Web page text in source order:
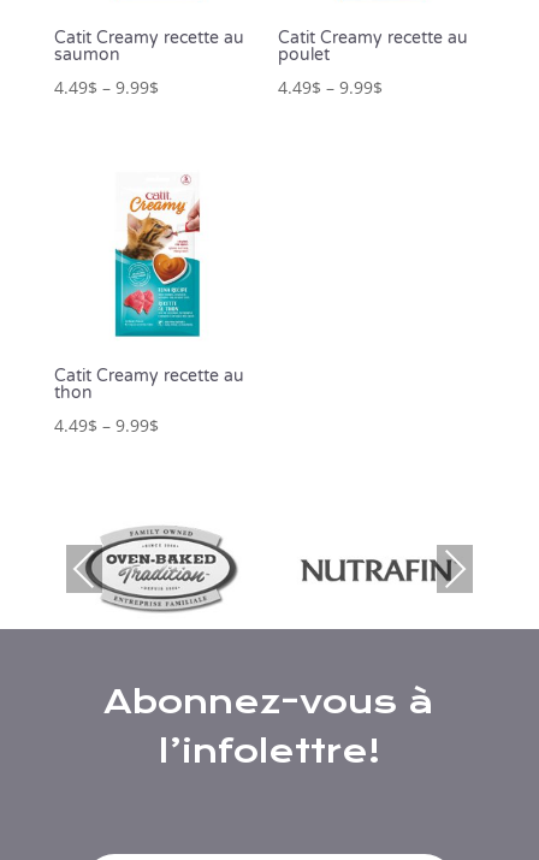
Catit Creamy recette au
saumon
4.49$ – 9.99$
Catit Creamy recette au
poulet
4.49$ –9.99$
Catit Creamy recette au
thon
4.49$ – 9.99$
Prev
ious
Nex
t
Abonnez-vous à
l’infolettre!